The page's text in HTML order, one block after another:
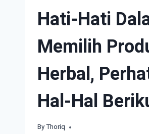
Hati-Hati
Memilih
Herbal,
Hal-Hal
ByThoriq
February 6, 2023